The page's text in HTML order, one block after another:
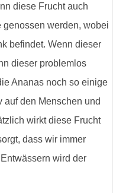
diese Frucht auch
werden, wobei
befindet. Wenn dieser
dieser problemlos
Ananas noch so einige
auf den Menschen und
wirkt diese Frucht
dass wir immer
wird der